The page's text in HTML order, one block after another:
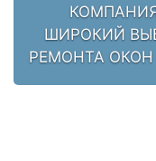
ШИРОКИЙ
РЕМОНТА